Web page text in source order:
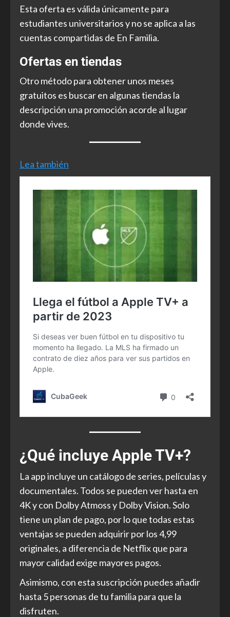
Esta oferta es válida únicamente para
estudiantes universitarios y no se aplica a las
cuentas compartidas de En Familia.
Ofertas en tiendas
Otro método para obtener unos meses
gratuitos es buscar en algunas tiendas la
descripción una promoción acorde al lugar
donde vives.
Lea también
¿Qué incluye Apple TV+?
La app incluye un catálogo de series, películas y
documentales. Todos se pueden ver hasta en
4K y con Dolby Atmoss y Dolby Vision. Solo
tiene un plan de pago, por lo que todas estas
ventajas se pueden adquirir por los 4,99
originales, a diferencia de Netflix que para
mayor calidad exige mayores pagos.
Asimismo, con esta suscripción puedes añadir
hasta 5 personas de tu familia para que la
disfruten.